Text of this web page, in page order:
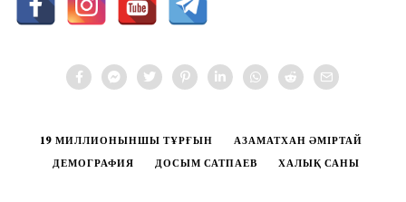
19 МИЛЛИОНЫНШЫ ТҰРҒЫН
АЗАМАТХАН ӘМІРТАЙ
ДЕМОГРАФИЯ
ДОСЫМ САТПАЕВ ХАЛЫҚ САНЫ